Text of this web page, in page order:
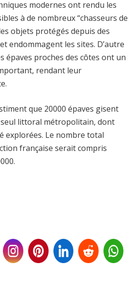
modernes ont rendu les
à de nombreux “chasseurs de
objets protégés depuis des
endommagent les sites. D’autre
épaves proches des côtes ont un
rendant leur
que 20000 épaves gisent
littoral métropolitain, dont
explorées. Le nombre total
française serait compris